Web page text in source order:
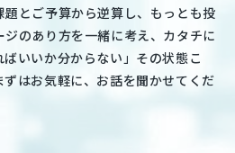
とご予算から逆算し、もっとも投
のあり方を一緒に考え、カタチに
いいか分からない」その状態こ
はお気軽に、お話を聞かせてくだ